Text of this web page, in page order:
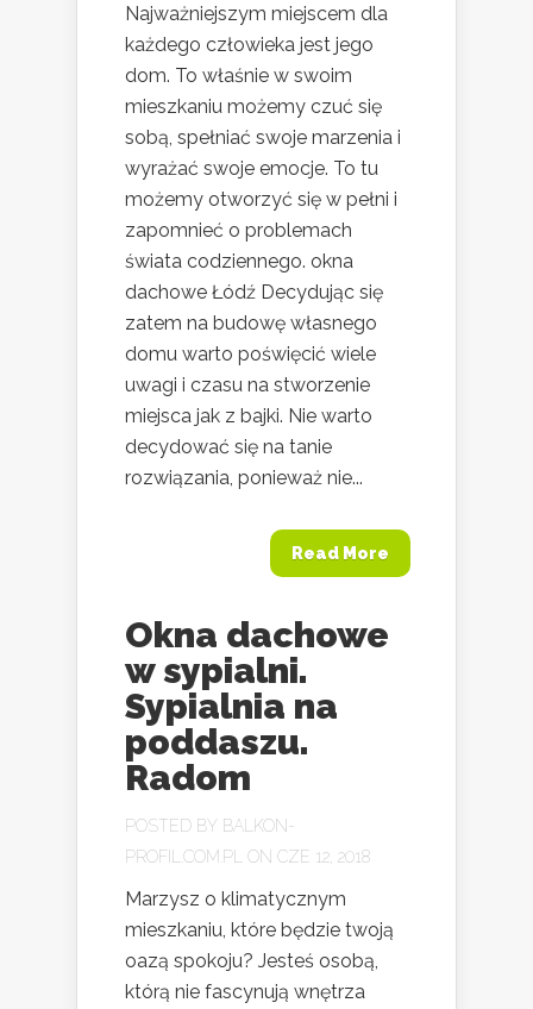
Najważniejszym miejscem dla
każdego człowieka jest jego
dom. To właśnie w swoim
mieszkaniu możemy czuć się
sobą, spełniać swoje marzenia i
wyrażać swoje emocje. To tu
możemy otworzyć się w pełni i
zapomnieć o problemach
świata codziennego. okna
dachowe Łódź Decydując się
zatem na budowę własnego
domu warto poświęcić wiele
uwagi i czasu na stworzenie
miejsca jak z bajki. Nie warto
decydować się na tanie
rozwiązania, ponieważ nie...
Read More
Okna dachowe
w sypialni.
Sypialnia na
poddaszu.
Radom
POSTED BY BALKON-
PROFIL.COM.PL
ON CZE 12, 2018
Marzysz o klimatycznym
mieszkaniu, które będzie twoją
oazą spokoju? Jesteś osobą,
którą nie fascynują wnętrza